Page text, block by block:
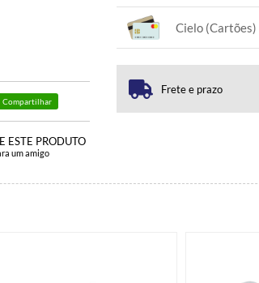
Compartilhar
ESTE PRODUTO
um amigo
Cielo (Cartões)
Frete e prazo